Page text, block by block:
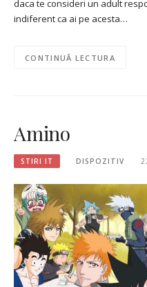
daca te consideri un adult
indiferent ca ai pe acesta…
CONTINUĂ LECTURA
Amino
STIRI IT DISPOZITIV